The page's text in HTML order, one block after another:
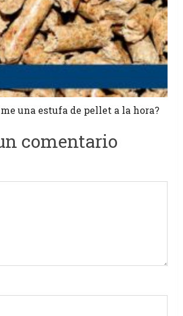
una estufa de pellet a la hora?
comentario